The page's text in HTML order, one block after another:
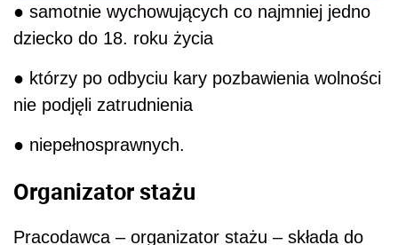
● samotnie wychowujących co najmniej jedno
dziecko do 18. roku życia
● którzy po odbyciu kary pozbawienia wolności
nie podjęli zatrudnienia
● niepełnosprawnych.
Organizator stażu
Pracodawca – organizator stażu – składa do